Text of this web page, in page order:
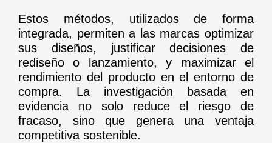
Estos métodos, utilizados de forma
integrada, permiten a las marcas optimizar
sus diseños, justificar decisiones de
rediseño o lanzamiento, y maximizar el
rendimiento del producto en el entorno de
compra. La investigación basada en
evidencia no solo reduce el riesgo de
fracaso, sino que genera una ventaja
competitiva sostenible.